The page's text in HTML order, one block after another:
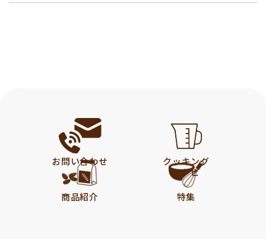
お問い合わせ
クッキング
レシピ
商品紹介
特集